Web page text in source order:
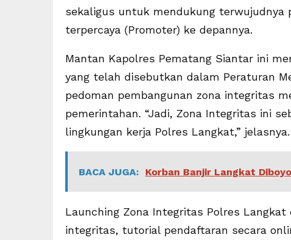
sekaligus untuk mendukung terwujudnya
terpercaya (Promoter) ke depannya.
Mantan Kapolres Pematang Siantar ini
yang telah disebutkan dalam Peraturan
pedoman pembangunan zona integritas
pemerintahan. “Jadi, Zona Integritas ini
lingkungan kerja Polres Langkat,” jelasnya.
BACA JUGA: Korban Banjir Langkat
Launching Zona Integritas Polres
integritas, tutorial pendaftaran secara